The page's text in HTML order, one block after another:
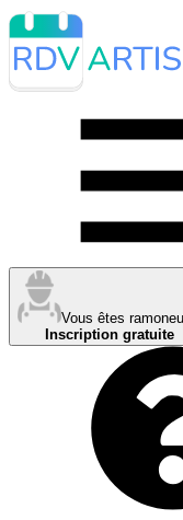
Vous êtes
Inscription gratuite